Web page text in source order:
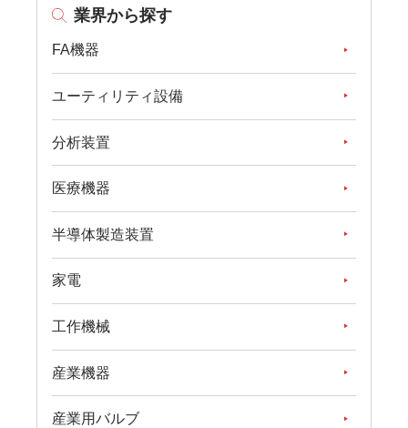
業界から探す
FA機器
ユーティリティ設備
分析装置
医療機器
半導体製造装置
家電
工作機械
産業機器
産業用バルブ